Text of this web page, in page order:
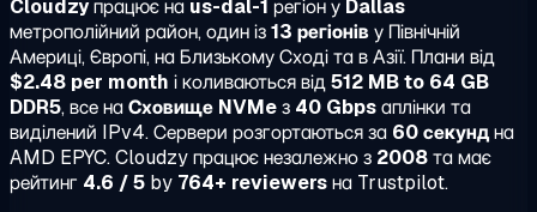
Cloudzyпрацює на us-dal-1 регіон у Dallas
метрополійний район, один із13 регіоніву Північній
Америці, Європі, на Близькому Сході та в Азії. Плани від
$2.48 per month і коливаються від512 MB to 64 GB
DDR5, все наСховище NVMeз 40 Gbpsаплінки та
виділений IPv4. Сервери розгортаються за 60 секундна
AMD EPYC. Cloudzy працює незалежно з 2008та має
рейтинг 4.6 / 5 by 764+ reviewersна Trustpilot.